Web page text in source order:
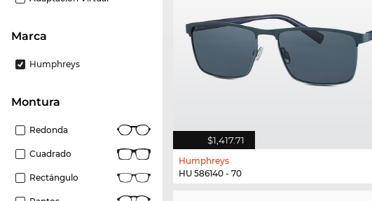
Marca
Humphreys
Montura
Redonda
Cuadrado
Rectángulo
$1,417.71
Humphreys
HU 586140 - 70